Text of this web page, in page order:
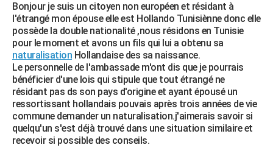
Essais
Réserver un essai
Citadines
Berlines
SUV
Forum auto
+HIGH-TECH
Mobiles
Meilleur smartphone
Internet
Ordinateurs
Jeux vidéo
Guide high-tech
+BRICOLAGE
Forum
Aménagement intérieur
Extérieur
Cuisine
Salle de bains
Jardinage
Rangement
WEEK-END
Guides de France
Escapades
Patrimoine
Expositions
Musées
Week-end nature
LIFESTYLE
SANTE
Alimentation
Guide de la santé
Maladies
Médicaments
Sommeil
VOYAGE
Bonjour je suis un citoyen non européen et résidant à
l'étrangé mon épouse elle est Hollando Tunisiènne donc elle
possède la double nationalité ,nous résidons en Tunisie
pour le moment et avons un fils qui lui a obtenu sa
naturalisation Hollandaise des sa naissance.
Le personnelle de l'ambassade m'ont dis que je pourrais
bénéficier d'une lois qui stipule que tout étrangé ne
résidant pas ds son pays d'origine et ayant épousé un
ressortissant hollandais pouvais après trois années de vie
commune demander un naturalisation.j'aimerais savoir si
quelqu'un s'est déjà trouvé dans une situation similaire et
recevoir si possible des conseils.